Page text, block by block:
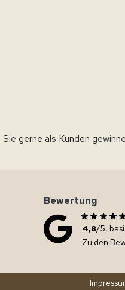
gerne als Kunden
Bewertung
4,8/5,
Zu den